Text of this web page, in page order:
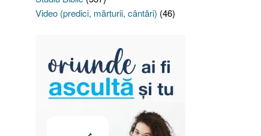
Video (predici, mărturii, cântări) (46)